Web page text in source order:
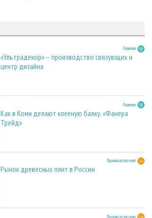
Развитие
«Ультрадекор» – производство связующих и
центр дизайна
Развитие
Как в Коми делают клееную балку. «Фанера
Трейд»
Производство плит
Рынок древесных плит в России
Производство плит